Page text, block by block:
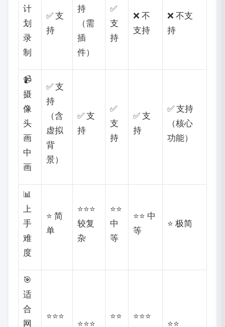
计
划
录
制
✅ 支
持
持
（需
插
件）
✅
支
持
❌ 不
支持
❌ 不支
持
📹
摄
像
头
画
中
画
✅ 支
持
（含
虚拟
背
景）
✅ 支
持
✅
支
持
✅ 支
持
✅ 支持
（核心
功能）
📊
上
手
难
度
⭐ 简
单
⭐⭐⭐
较复
杂
⭐⭐
中
等
⭐⭐ 中
等
⭐ 极简
🎯
适
合
网
⭐⭐⭐
⭐⭐⭐
⭐⭐
⭐⭐⭐
⭐⭐